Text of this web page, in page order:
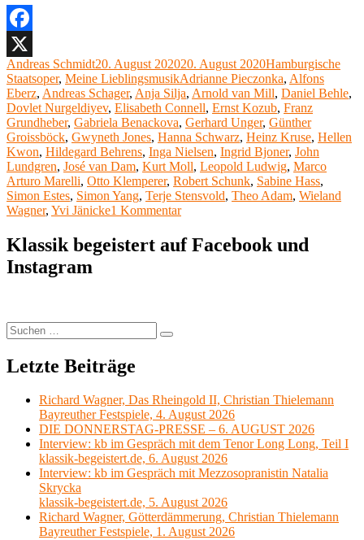
Holländer“
von
Richard
Wagner“
Facebook
X
Autor
Andreas SchmidtVeröffentlicht
am
20. August 202020. August 2020Kategorien
Hamburgische
Staatsoper, Meine LieblingsmusikSchlagwörter
Adrianne Pieczonka, Alfons
Eberz, Andreas Schager, Anja Silja, Arnold van Mill, Daniel Behle,
Dovlet Nurgeldiyev, Elisabeth Connell, Ernst Kozub, Franz
Grundheber, Gabriela Benackova, Gerhard Unger, Günther
Groissböck, Gwyneth Jones, Hanna Schwarz, Heinz Kruse, Hellen
Kwon, Hildegard Behrens, Inga Nielsen, Ingrid Bjoner, John
Lundgren, José van Dam, Kurt Moll, Leopold Ludwig, Marco
Arturo Marelli, Otto Klemperer, Robert Schunk, Sabine Hass,
Simon Estes, Simon Yang, Terje Stensvold, Theo Adam, Wieland
Wagner, Yvi Jänicke1 Kommentarzu
Lieblingsoper
(45):
Klassik begeistert auf Facebook und
Instagram
Suchen
nach:
Suchen
Letzte Beiträge
Richard Wagner, Das Rheingold II, Christian Thielemann
Bayreuther Festspiele, 4. August 2026
DIE DONNERSTAG-PRESSE – 6. AUGUST 2026
Interview: kb im Gespräch mit dem Tenor Long Long, Teil I
klassik-begeistert.de, 6. August 2026
Interview: kb im Gespräch mit Mezzosopranistin Natalia
Skrycka
klassik-begeistert.de, 5. August 2026
Richard Wagner, Götterdämmerung, Christian Thielemann
Bayreuther Festspiele, 1. August 2026